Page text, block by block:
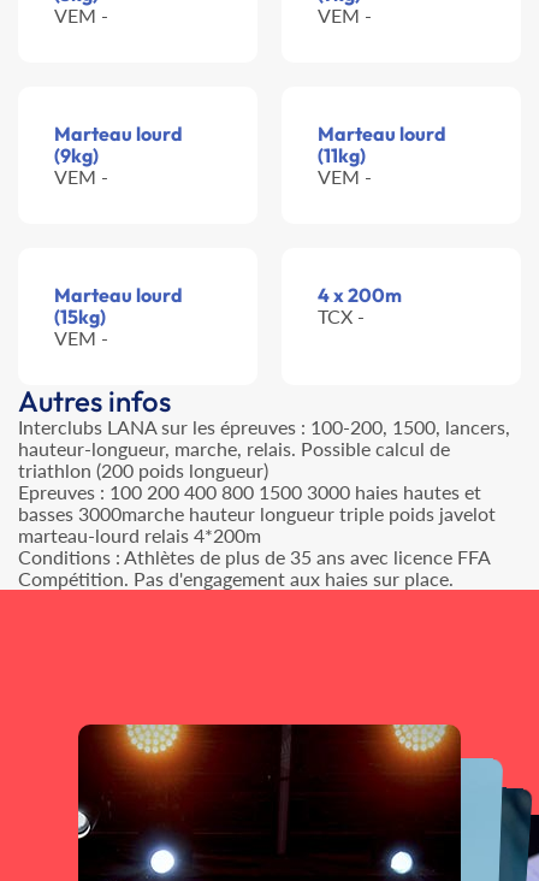
VEM - VEM -
Marteau lourd
(9kg)
VEM -
Marteau lourd
(11kg)
VEM -
Marteau lourd
(15kg)
VEM -
4 x 200m
TCX -
Autres infos
Interclubs LANA sur les épreuves : 100-200, 1500, lancers,
hauteur-longueur, marche, relais. Possible calcul de
triathlon (200 poids longueur)
Epreuves : 100 200 400 800 1500 3000 haies hautes et
basses 3000marche hauteur longueur triple poids javelot
marteau-lourd relais 4*200m
Conditions : Athlètes de plus de 35 ans avec licence FFA
Compétition. Pas d'engagement aux haies sur place.